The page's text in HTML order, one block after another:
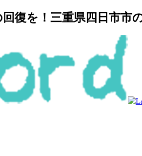
復を！三重県四日市市